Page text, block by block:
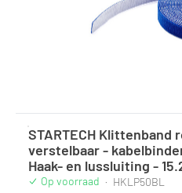
STARTECH Klittenband
verstelbaar -
Haak- en lussluiting -
Op voorraad · HKLP50BL